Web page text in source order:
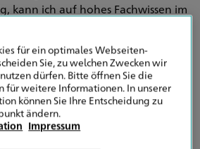
kann ich auf hohes Fachwissen im
Berufe sowie der
Berufen zurückgreifen. Speziell
aber auch Sachverständige
von attraktiven
profitieren, die Sie rundum
vorheriger Terminvereinbarung
nach Hause oder in Ihre Firma,
für ein optimales Webseiten-
Sie, zu welchen Zwecken wir
dürfen. Bitte öffnen Sie die
für weitere Informationen. In unserer
können Sie Ihre Entscheidung zu
ändern.
Impressum